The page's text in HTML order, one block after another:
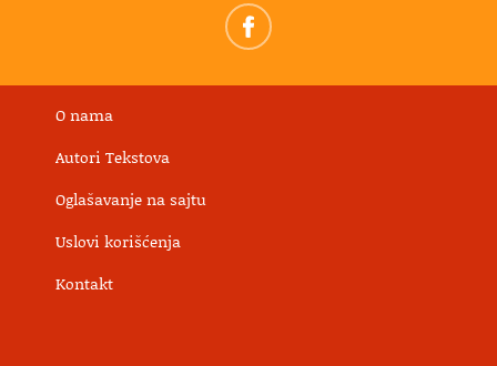
O nama
Autori Tekstova
Oglašavanje na sajtu
Uslovi korišćenja
Kontakt